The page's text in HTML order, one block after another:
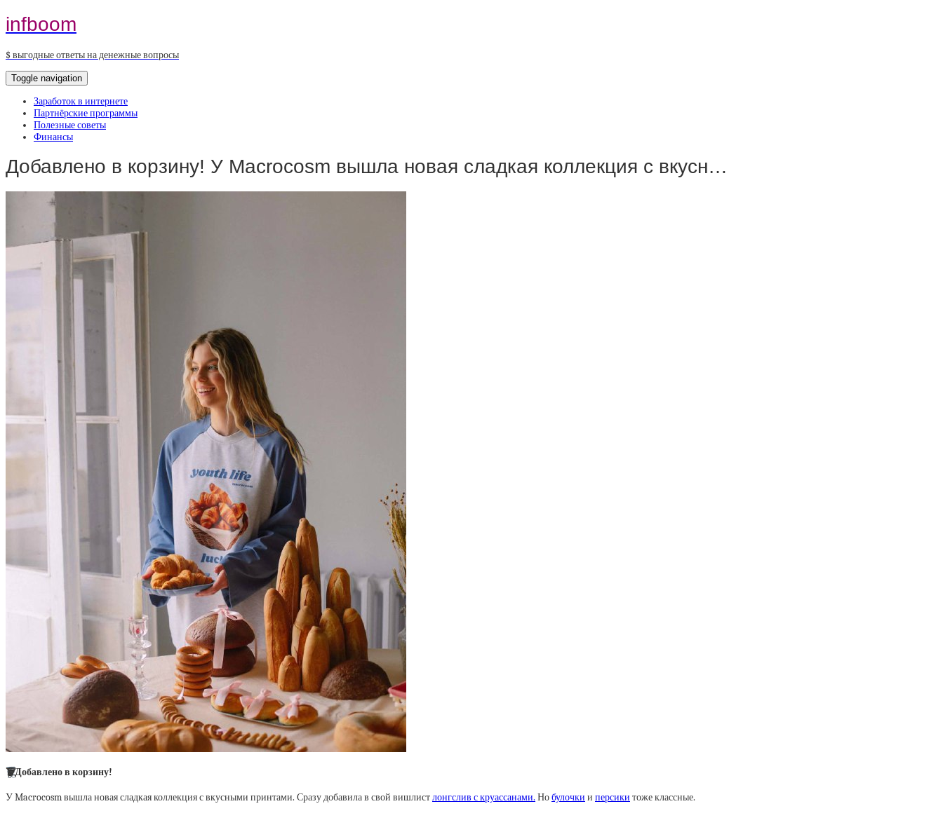
infboom
$ выгодные ответы на денежные вопросы
Toggle navigation
Заработок в интернете
Партнёрские программы
Полезные советы
Финансы
Добавлено в корзину! У Macrocosm вышла новая сладкая коллекция с вкусн…
🗑Добавлено в корзину!
У Macrocosm вышла новая сладкая коллекция с вкусными принтами. Сразу добавила в свой вишлистлонгслив с круассанами. Нобулочки и персики тоже классные.